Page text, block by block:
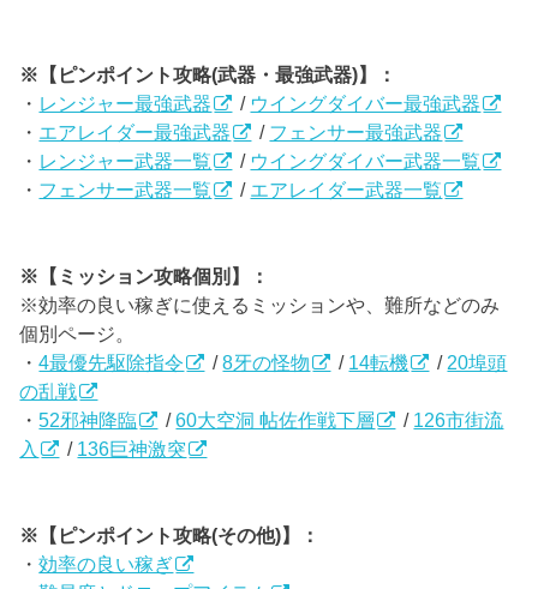
※【ピンポイント攻略(武器・最強武器)】：
・ レンジャー最強武器 / ウイングダイバー最強武器
・ エアレイダー最強武器 / フェンサー最強武器
・ レンジャー武器一覧 / ウイングダイバー武器一覧
・ フェンサー武器一覧 / エアレイダー武器一覧
※【ミッション攻略個別】：
※効率の良い稼ぎに使えるミッションや、難所などのみ
個別ページ。
・4最優先駆除指令 /8牙の怪物 / 14転機 / 20埠頭
の乱戦
・52邪神降臨 /60大空洞 帖佐作戦下層 / 126市街流
入
/ 136巨神激突
※【ピンポイント攻略(その他)】：
・効率の良い稼ぎ